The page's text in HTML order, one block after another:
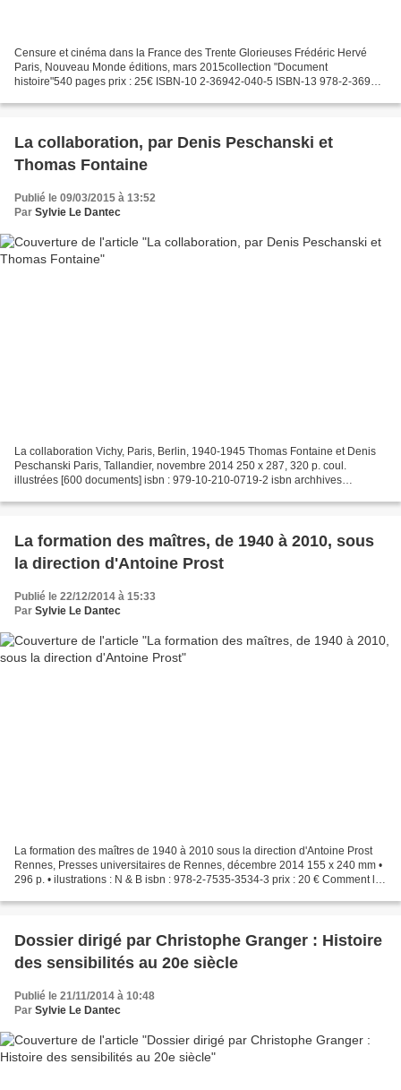
Censure et cinéma dans la France des Trente Glorieuses Frédéric Hervé
Paris, Nouveau Monde éditions, mars 2015collection "Document
histoire"540 pages prix : 25€ ISBN-10 2-36942-040-5 ISBN-13 978-2-36942-
La collaboration, par Denis Peschanski et
Thomas Fontaine
Publié le 09/03/2015 à 13:52
Par Sylvie Le Dantec
La collaboration Vichy, Paris, Berlin, 1940-1945 Thomas Fontaine et Denis
Peschanski Paris, Tallandier, novembre 2014 250 x 287, 320 p. coul.
illustrées [600 documents] isbn : 979-10-210-0719-2 isbn archhives
La formation des maîtres, de 1940 à 2010, sous
la direction d'Antoine Prost
Publié le 22/12/2014 à 15:33
Par Sylvie Le Dantec
La formation des maîtres de 1940 à 2010 sous la direction d'Antoine Prost
Rennes, Presses universitaires de Rennes, décembre 2014 155 x 240 mm •
296 p. • ilustrations : N & B isbn : 978-2-7535-3534-3 prix : 20 € Comment la
Dossier dirigé par Christophe Granger : Histoire
des sensibilités au 20e siècle
Publié le 21/11/2014 à 10:48
Par Sylvie Le Dantec